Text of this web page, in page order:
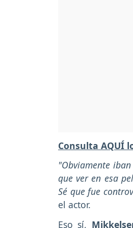
Consulta AQUÍ
"Obviamente
que ver en esa
Sé que fue
el actor.
Eso sí,